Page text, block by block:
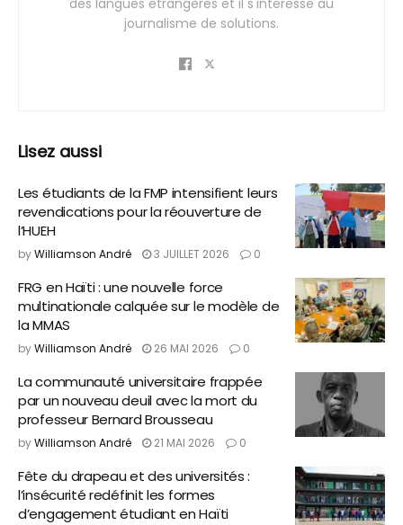
des langues étrangères et il s'intéresse au
journalisme de solutions.
Lisez aussi
Les étudiants de la FMP intensifient leurs
revendications pour la réouverture de
l’HUEH
byWilliamson André 3 JUILLET 2026 0
FRG en Haïti : une nouvelle force
multinationale calquée sur le modèle de
la MMAS
byWilliamson André 26 MAI 2026 0
La communauté universitaire frappée
par un nouveau deuil avec la mort du
professeur Bernard Brousseau
byWilliamson André 21 MAI 2026 0
Fête du drapeau et des universités :
l’insécurité redéfinit les formes
d’engagement étudiant en Haïti